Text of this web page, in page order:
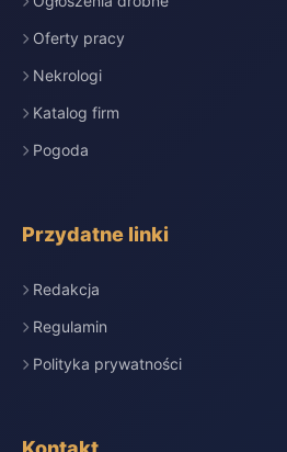
Oferty pracy
Nekrologi
Katalog firm
Pogoda
Przydatne linki
Redakcja
Regulamin
Polityka prywatności